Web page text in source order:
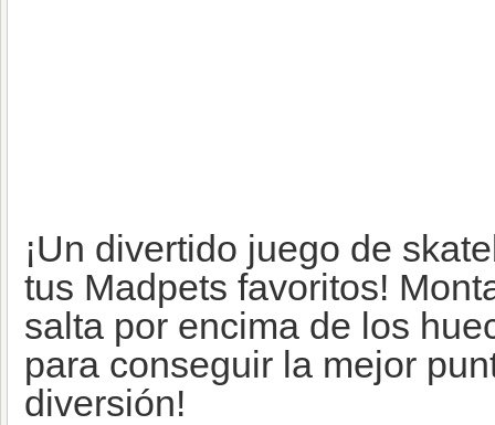
¡Un divertido juego de
tus Madpets favoritos!
salta por encima de los
para conseguir la mejor
diversión!